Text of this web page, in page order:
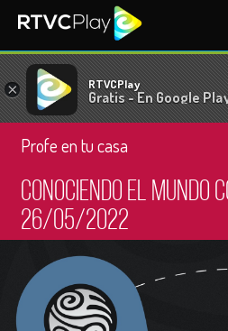
× RTVCPlay
Gratis - En Google
Profe en tu casa
Conociendo el mundo
26/05/2022